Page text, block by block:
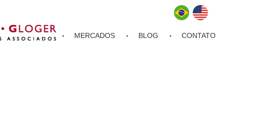
MERCADOS BLOG CONTATO